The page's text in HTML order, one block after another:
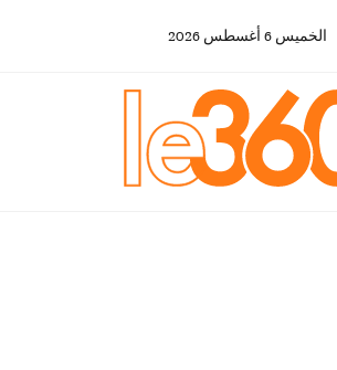
الخميس 6 أغسطس 2026